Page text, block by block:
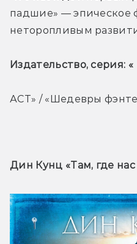
падшие» — эпическое
неторопливым
Издательство, серия: «
АСТ» / «Шедевры
Дин Кунц «Там, где нас